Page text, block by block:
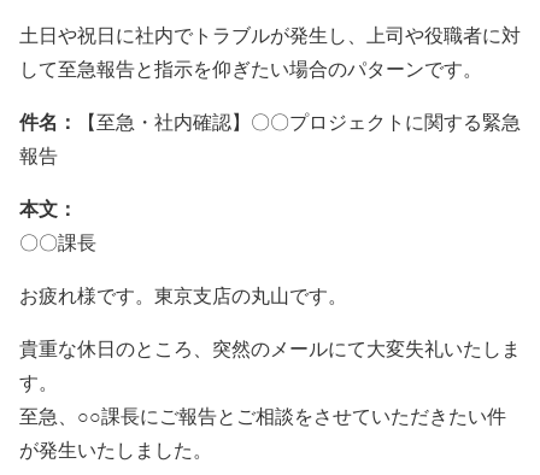
土日や祝日に社内でトラブルが発生し、上司や役職者に対
して至急報告と指示を仰ぎたい場合のパターンです。
件名：
【至急・社内確認】〇〇プロジェクトに関する緊急
報告
本文：
〇〇課長
お疲れ様です。東京支店の丸山です。
貴重な休日のところ、突然のメールにて大変失礼いたしま
す。
至急、○○課長にご報告とご相談をさせていただきたい件
が発生いたしました。